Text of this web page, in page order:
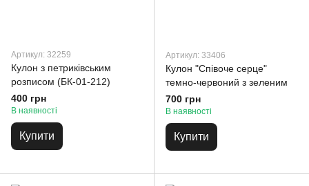
Артикул: 32259
Кулон з петриківським
розписом (БК-01-212)
400 грн
В наявності
Купити
Артикул: 33406
Кулон "Співоче серце"
темно-червоний з зеленим
700 грн
В наявності
Купити